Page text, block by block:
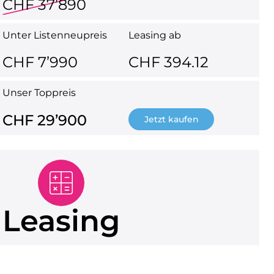
CHF 37’890
Unter Listenneupreis
CHF 7’990
Leasing ab
CHF 394.12
Unser Toppreis
CHF 29’900 Jetzt kaufen
Leasing